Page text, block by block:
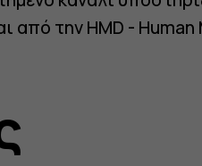
από την HMD -